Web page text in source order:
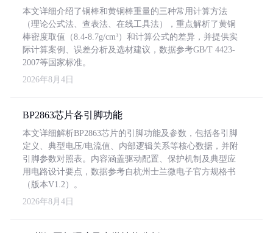
本文详细介绍了铜棒和黄铜棒重量的三种常用计算方法
（理论公式法、查表法、在线工具法），重点解析了黄铜
棒密度取值（8.4-8.7g/cm³）和计算公式的差异，并提供实
际计算案例、误差分析及选材建议，数据参考GB/T 4423-
2007等国家标准。
2026年8月4日
BP2863芯片各引脚功能
本文详细解析BP2863芯片的引脚功能及参数，包括各引脚
定义、典型电压/电流值、内部逻辑关系等核心数据，并附
引脚参数对照表。内容涵盖驱动配置、保护机制及典型应
用电路设计要点，数据参考自杭州士兰微电子官方规格书
（版本V1.2）。
2026年8月4日